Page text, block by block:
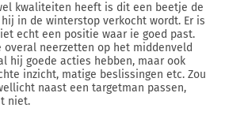
kwaliteiten heeft is dit een beetje de
in de winterstop verkocht wordt. Er is
echt een positie waar ie goed past.
overal neerzetten op het middenveld
hij goede acties hebben, maar ook
inzicht, matige beslissingen etc. Zou
naast een targetman passen,
niet.